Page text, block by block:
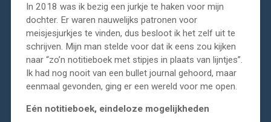
In 2018 was ik bezig een jurkje te haken voor mijn
dochter. Er waren nauwelijks patronen voor
meisjesjurkjes te vinden, dus besloot ik het zelf uit te
schrijven. Mijn man stelde voor dat ik eens zou kijken
naar “zo’n notitieboek met stipjes in plaats van lijntjes”.
Ik had nog nooit van een bullet journal gehoord, maar
eenmaal gevonden, ging er een wereld voor me open.
Eén notitieboek, eindeloze mogelijkheden